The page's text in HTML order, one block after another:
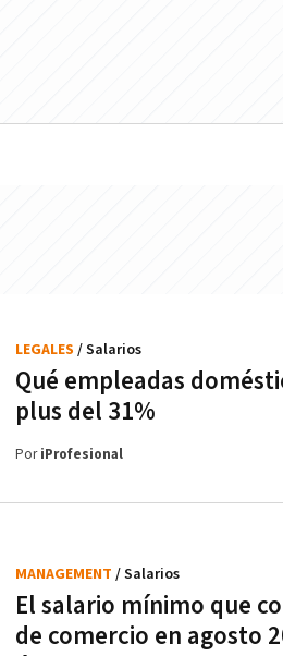
Qué empleadas
plus del 31%
LEGALES / Salarios
PoriProfesional
El salario mínimo que
de comercio en agosto
MANAGEMENT / Salarios